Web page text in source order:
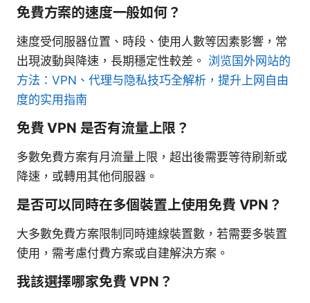
免費方案的速度一般如何？
速度受伺服器位置、時段、使用人數等因素影響，常
出現波動與降速，長期穩定性較差。 浏览国外网站的
方法：VPN、代理与隐私技巧全解析，提升上网自由
度的实用指南
免費 VPN 是否有流量上限？
多數免費方案有月流量上限，超出後需要等待刷新或
降速，或轉用其他伺服器。
是否可以同時在多個裝置上使用免費 VPN？
大多數免費方案限制同時連線裝置數，若需要多裝置
使用，需考慮付費方案或自建解決方案。
我該選擇哪家免費 VPN？